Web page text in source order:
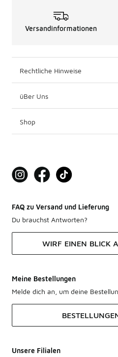
Versandinformationen
Rechtliche Hinweise
üBer Uns
Shop
FAQ zu Versand und Lieferung
Du brauchst Antworten?
WIRF EINEN BLICK
Meine Bestellungen
Melde dich an, um deine
Unsere Filialen